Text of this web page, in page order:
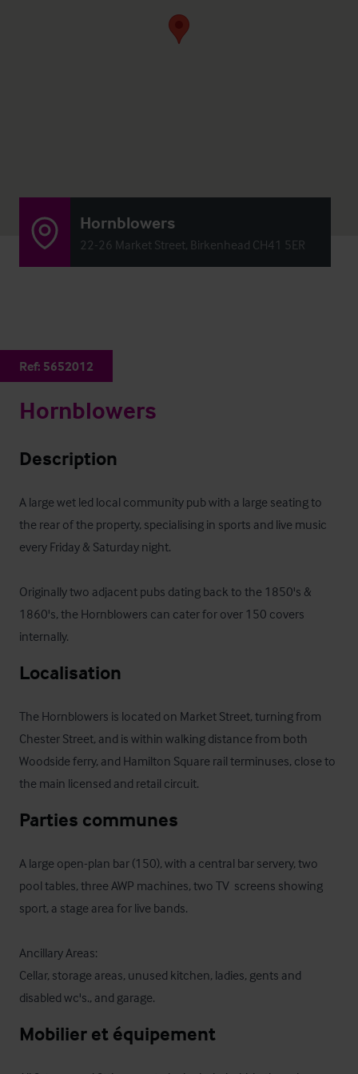
Hornblowers
22-26 Market Street, Birkenhead CH41 5ER
Ref: 5652012
Hornblowers
Description
A large wet led local community pub with a large seating to
the rear of the property, specialising in sports and live music
every Friday & Saturday night.
Originally two adjacent pubs dating back to the 1850's &
1860's, the Hornblowers can cater for over 150 covers
internally.
Localisation
The Hornblowers is located on Market Street, turning from
Chester Street, and is within walking distance from both
Woodside ferry, and Hamilton Square rail terminuses, close to
the main licensed and retail circuit.
Parties communes
A large open-plan bar (150), with a central bar servery, two
pool tables, three AWP machines, two TV  screens showing
sport, a stage area for live bands.
Ancillary Areas:
Cellar, storage areas, unused kitchen, ladies, gents and
disabled wc's., and garage.
Mobilier et équipement